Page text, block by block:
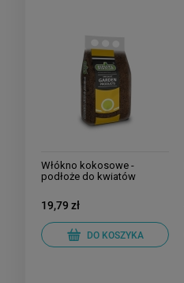
Włókno kokosowe -
podłoże do kwiatów
19,79 zł
DO KOSZYKA